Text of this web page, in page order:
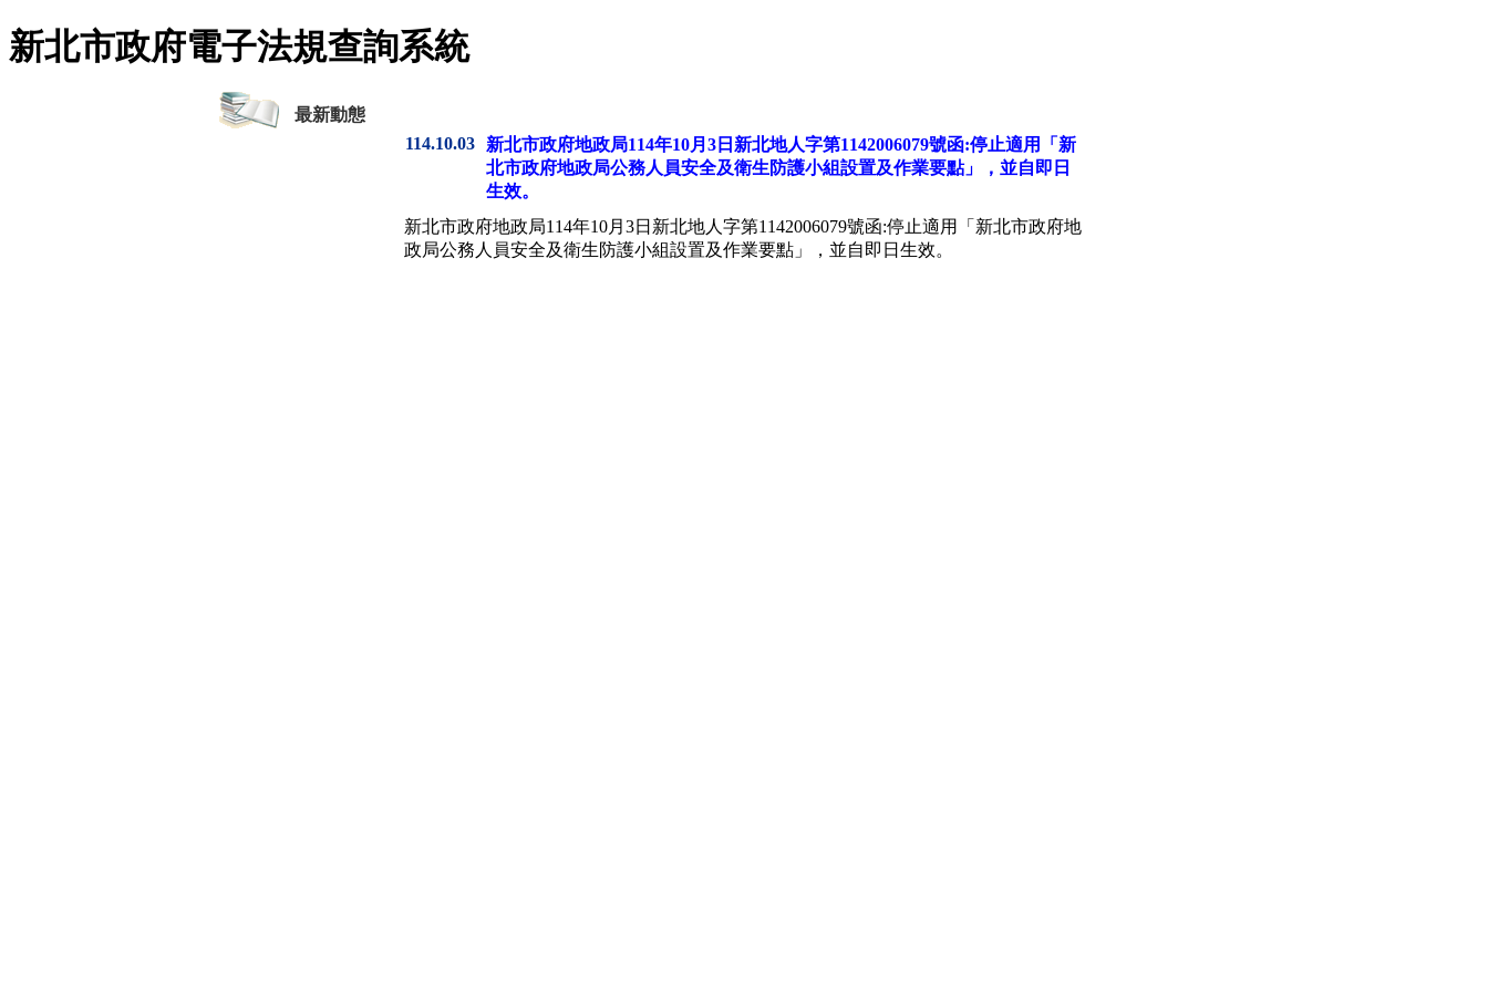
新北市政府電子法規查詢系統
最新動態
114.10.03
新北市政府地政局114年10月3日新北地人字第1142006079號函:停止適用「新
北市政府地政局公務人員安全及衛生防護小組設置及作業要點」，並自即日
生效。
新北市政府地政局114年10月3日新北地人字第1142006079號函:停止適用「新北市政府地
政局公務人員安全及衛生防護小組設置及作業要點」，並自即日生效。